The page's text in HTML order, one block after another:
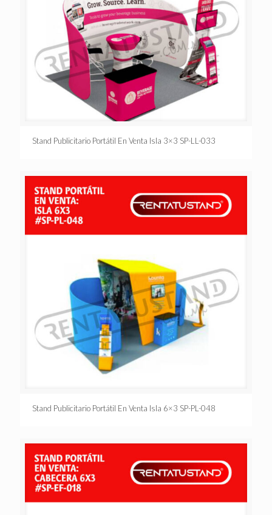
Stand Publicitario Portátil En Venta Isla 3×3 SP-LL-033
Stand Publicitario Portátil En Venta Isla 6×3 SP-PL-048